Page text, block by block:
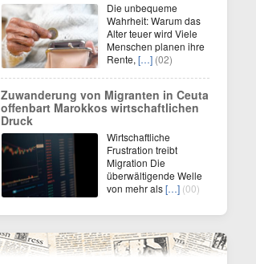
Die unbequeme
Wahrheit: Warum das
Alter teuer wird Viele
Menschen planen ihre
Rente, […] (02)
Zuwanderung von Migranten in Ceuta
offenbart Marokkos wirtschaftlichen
Druck
Wirtschaftliche
Frustration treibt
Migration Die
überwältigende Welle
von mehr als[…] (00)